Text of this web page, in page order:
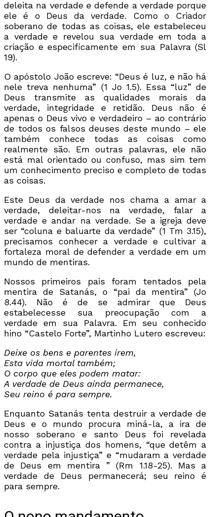
deleita na verdade e defende a verdade porque
ele é o Deus da verdade. Como o Criador
soberano de todas as coisas, ele estabeleceu
a verdade e revelou sua verdade em toda a
criação e especificamente em sua Palavra (Sl
19).
O apóstolo João escreve: “Deus é luz, e não há
nele treva nenhuma” (1 Jo 1.5). Essa “luz” de
Deus transmite as qualidades morais da
verdade, integridade e retidão. Deus não é
apenas o Deus vivo e verdadeiro – ao contrário
de todos os falsos deuses deste mundo – ele
também conhece todas as coisas como
realmente são. Em outras palavras, ele não
está mal orientado ou confuso, mas sim tem
um conhecimento preciso e completo de todas
as coisas.
Este Deus da verdade nos chama a amar a
verdade, deleitar-nos na verdade, falar a
verdade e andar na verdade. Se a igreja deve
ser “coluna e baluarte da verdade” (1 Tm 3.15),
precisamos conhecer a verdade e cultivar a
fortaleza moral de defender a verdade em um
mundo de mentiras.
Nossos primeiros pais foram tentados pela
mentira de Satanás, o “pai da mentira” (Jo
8.44). Não é de se admirar que Deus
estabelecesse sua preocupação com a
verdade em sua Palavra. Em seu conhecido
hino “Castelo Forte”, Martinho Lutero escreveu:
Deixe os bens e parentes irem,
Esta vida mortal também;
O corpo que eles podem matar:
A verdade de Deus ainda permanece,
Seu reino é para sempre.
Enquanto Satanás tenta destruir a verdade de
Deus e o mundo procura miná-la, a ira de
nosso soberano e santo Deus foi revelada
contra a injustiça dos homens, “que detêm a
verdade pela injustiça” e “mudaram a verdade
de Deus em mentira ” (Rm 1.18-25). Mas a
verdade de Deus permanecerá; seu reino é
para sempre.